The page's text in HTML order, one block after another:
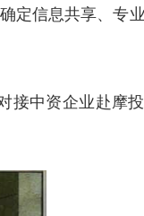
定信息共享、专
中资企业赴摩